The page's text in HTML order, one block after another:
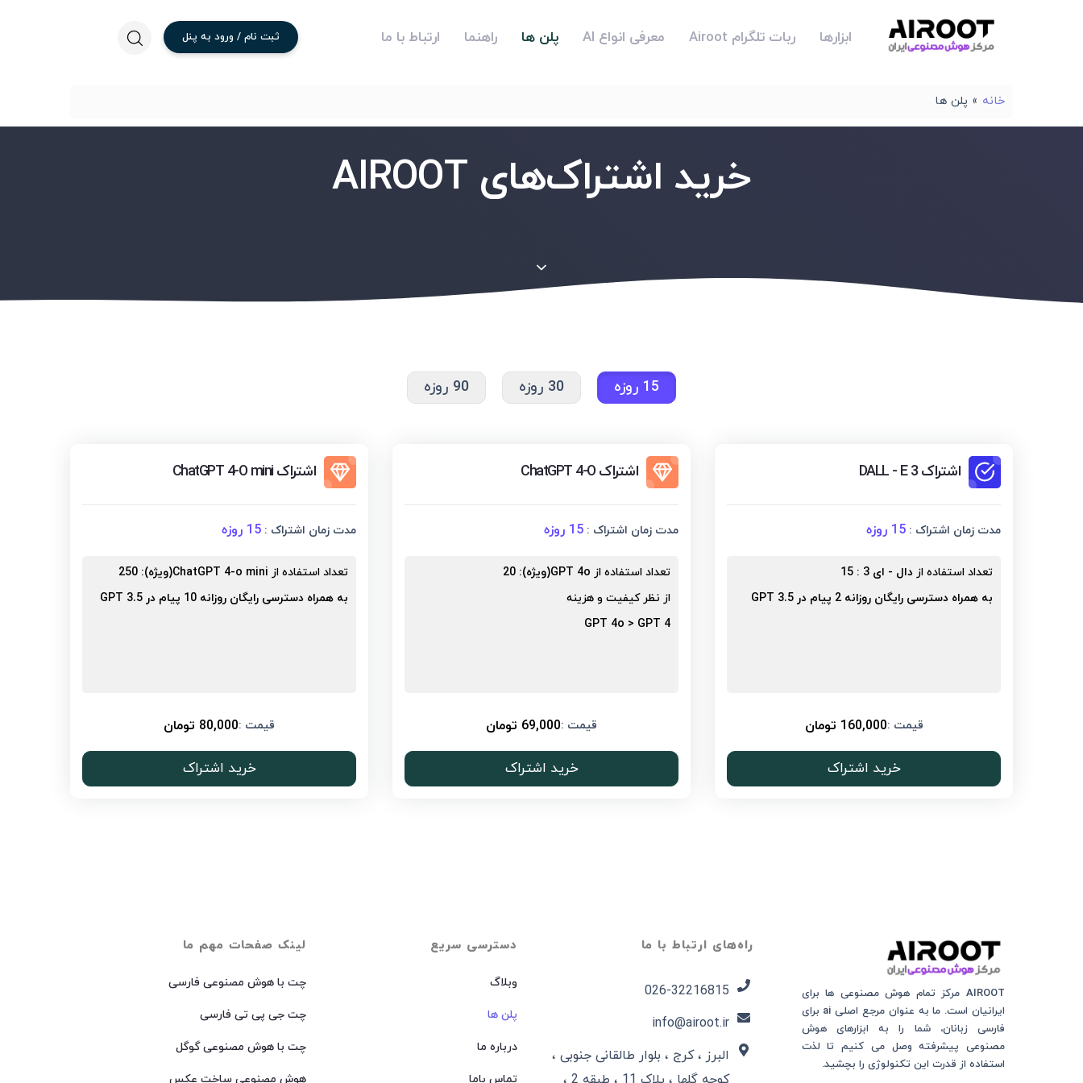
ابزارها ربات تلگرام Airoot معرفی انواع AI پلن ها راهنما ارتباط با ما ثبت نام / ورود به پنل
خانه » پلن ها
خرید اشتراک‌های AIROOT
15 روزه 30 روزه 90 روزه
اشتراک ChatGPT 4-O mini
مدت زمان اشتراک : 15 روزه
تعداد استفاده از (ویژه)ChatGPT 4-o mini :
250
به همراه دسترسی رایگان روزانه 10 پیام در GPT 3.5
قیمت :80,000 تومان
خرید اشتراک
اشتراک ChatGPT 4-O
مدت زمان اشتراک : 15 روزه
تعداد استفاده از (ویژه)GPT 4o
: 20
از نظر کیفیت و هزینه
GPT 4o > GPT 4
قیمت :69,000 تومان
خرید اشتراک
اشتراک DALL - E 3
مدت زمان اشتراک : 15 روزه
تعداد استفاده از دال - ای 3 :
به همراه دسترسی رایگان روزانه 2 پیام در GPT 3.5
قیمت :160,000 تومان
خرید اشتراک
لینک صفحات مهم ما
چت با هوش مصنوعی فارسی
چت جی پی تی فارسی
چت با هوش مصنوعی گوگل
هوش مصنوعی ساخت عکس
دسترسی سریع
وبلاگ
پلن ها
درباره ما
تماس باما
راه‌های ارتباط با ما
026-32216815​
info@airoot.ir
البرز ، کرج ، بلوار طالقانی جنوبی ،
AIROOT مرکز تمام هوش مصنوعی‌‌‌ ها برای
ایرانیان است. ما به عنوان مرجع اصلی ai برای
فارسی زبانان، شما را به ابزارهای هوش
مصنوعی پیشرفته وصل می کنیم تا لذت
استفاده از قدرت این تکنولوژی را بچشید.